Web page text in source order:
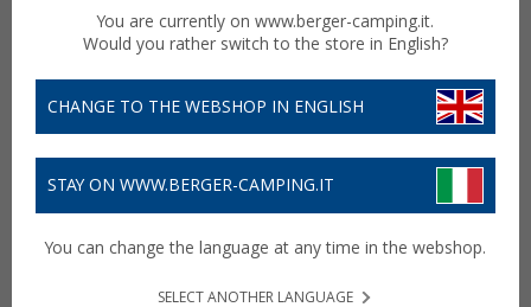
You are currently on www.berger-camping.it.
Would you rather switch to the store in English?
CHANGE TO THE WEBSHOP IN ENGLISH
STAY ON WWW.BERGER-CAMPING.IT
You can change the language at any time in the webshop.
SELECT ANOTHER LANGUAGE